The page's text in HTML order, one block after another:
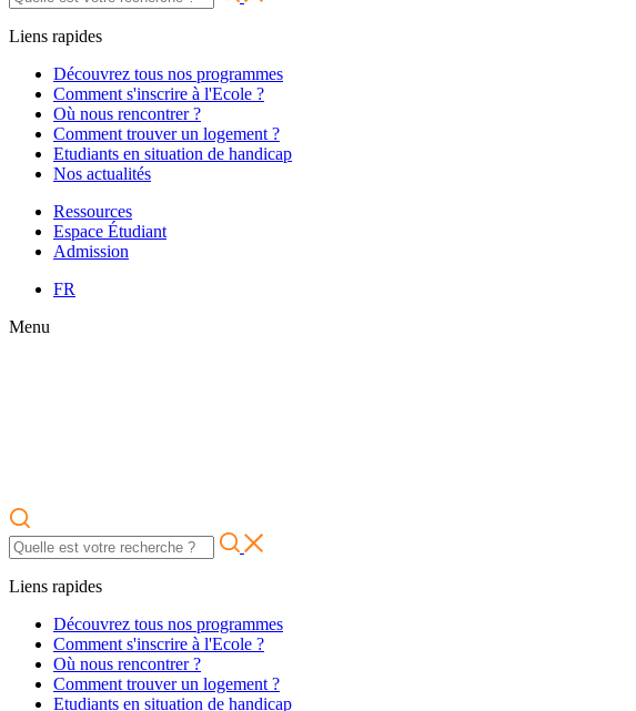
Liens rapides
Découvrez tous nos programmes
Comment s'inscrire à l'Ecole ?
Où nous rencontrer ?
Comment trouver un logement ?
Etudiants en situation de handicap
Nos actualités
Ressources
Espace Étudiant
Admission
FR
Menu
Liens rapides
Découvrez tous nos programmes
Comment s'inscrire à l'Ecole ?
Où nous rencontrer ?
Comment trouver un logement ?
Etudiants en situation de handicap